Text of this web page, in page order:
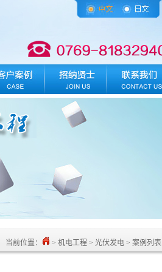
当前位置： > 机电工程 > 光伏发电 > 案例列表